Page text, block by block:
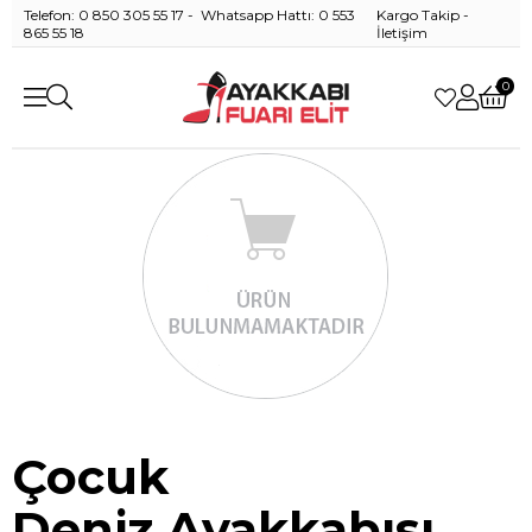
Telefon: 0 850 305 55 17 - Whatsapp Hattı: 0 553
865 55 18
Kargo Takip -
İletişim
0
Çocuk